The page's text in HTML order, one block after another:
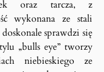
oraz tarcza, z
wykonana ze stali
sprawdzi się
„bulls eye” tworzy
niebieskiego ze